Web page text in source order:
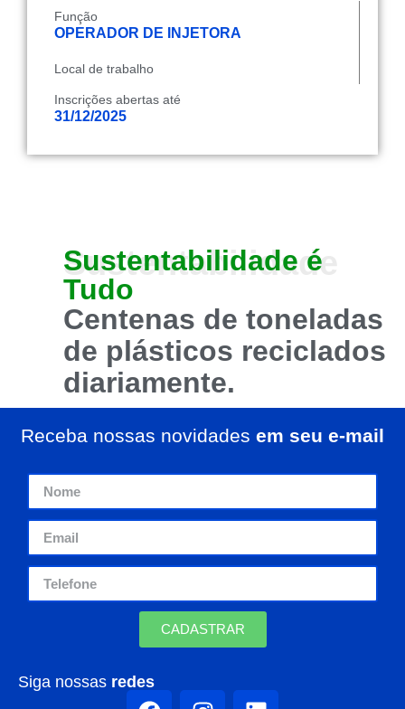
Função
OPERADOR DE INJETORA
Local de trabalho
Inscrições abertas até
31/12/2025
Sustentabilidade
Sustentabilidade é
Tudo
Centenas de toneladas
de plásticos reciclados
diariamente.
Receba nossas novidades em seu e-mail
CADASTRAR
Siga nossas redes